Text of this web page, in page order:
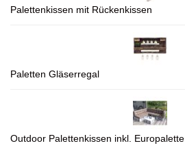
Palettenkissen mit Rückenkissen
Paletten Gläserregal
Outdoor Palettenkissen inkl. Europalette